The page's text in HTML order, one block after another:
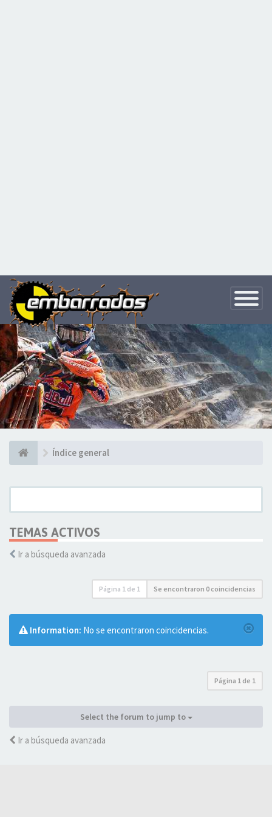
Toggle
Índice general
TEMAS ACTIVOS
Ir a búsqueda avanzada
Página 1 de 1 Se encontraron 0 coincidencias
Information: No se encontraron coincidencias.
Página 1 de 1
Select the forum to jump to
Ir a búsqueda avanzada